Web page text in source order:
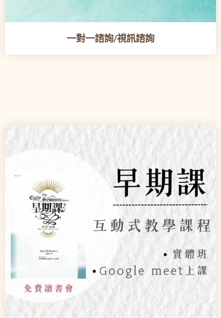
一對一諮詢/視訊諮詢